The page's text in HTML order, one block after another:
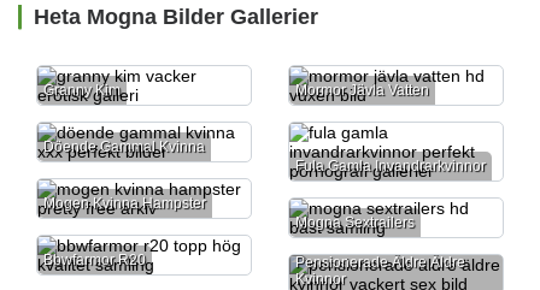
Heta Mogna Bilder Gallerier
Granny Kim Mormor Jävla Vatten
Döende Gammal Kvinna
Fula Gamla Invandrarkvinnor
Mogen Kvinna Hampster
Mogna Sextrailers
Bbwfarmor R20
Pensionerade Äldre Äldre
Kvinnor